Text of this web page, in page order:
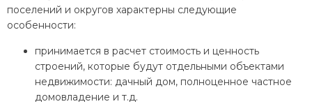
поселений и округов характерны следующие
особенности:
принимается в расчет стоимость и ценность
строений, которые будут отдельными объектами
недвижимости: дачный дом, полноценное частное
домовладение и т.д.